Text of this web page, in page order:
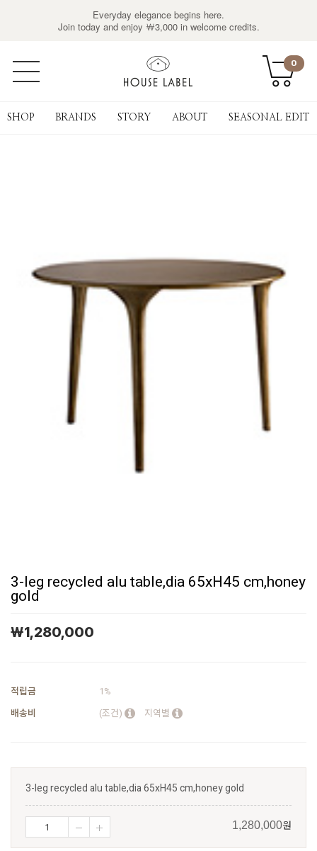
Everyday elegance begins here.
Join today and enjoy ￦3,000 in welcome credits.
0
SHOP BRANDS STORY ABOUT SEASONAL EDIT
3-leg recycled alu table,dia 65xH45 cm,honey
gold
￦1,280,000
적립금
1%
배송비
(조건) 지역별
3-leg recycled alu table,dia 65xH45 cm,honey gold
1,280,000원